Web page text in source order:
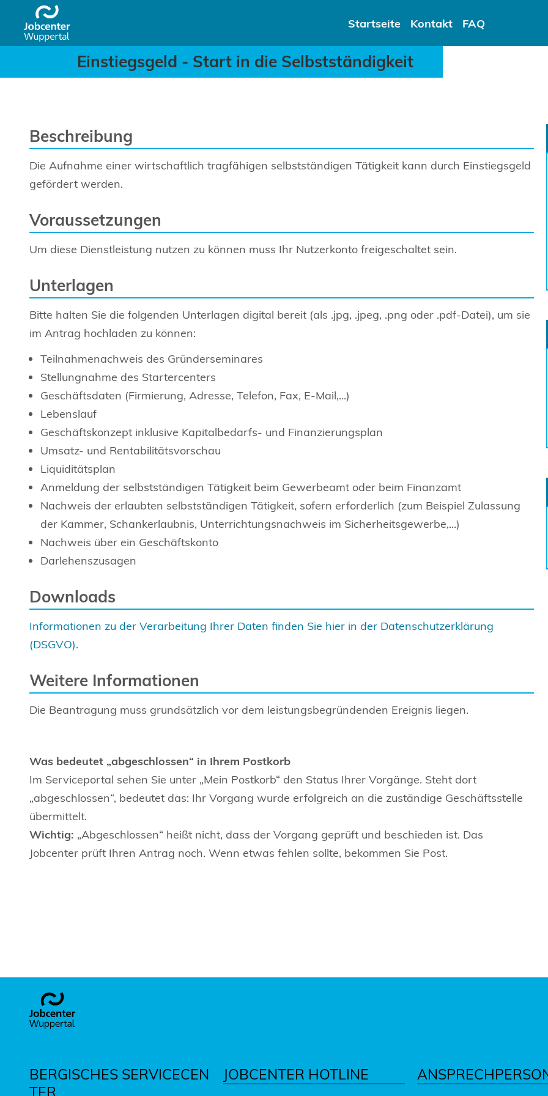
Zum Hauptinhalt springen
Einstiegsgeld - Start in die Selbstständigkeit -
Header
Startseite Kontakt FAQ
Einstiegsgeld - Start in die Selbstständigkeit
Beschreibung
Die Aufnahme einer wirtschaftlich tragfähigen selbstständigen Tätigkeit kann durch Einstiegsgeld
gefördert werden.
Voraussetzungen
Um diese Dienstleistung nutzen zu können muss Ihr Nutzerkonto freigeschaltet sein.
Unterlagen
Bitte halten Sie die folgenden Unterlagen digital bereit (als .jpg, .jpeg, .png oder .pdf-Datei), um sie
im Antrag hochladen zu können:
Teilnahmenachweis des Gründerseminares
Stellungnahme des Startercenters
Geschäftsdaten (Firmierung, Adresse, Telefon, Fax, E-Mail,...)
Lebenslauf
Geschäftskonzept inklusive Kapitalbedarfs- und Finanzierungsplan
Umsatz- und Rentabilitätsvorschau
Liquiditätsplan
Anmeldung der selbstständigen Tätigkeit beim Gewerbeamt oder beim Finanzamt
Nachweis der erlaubten selbstständigen Tätigkeit, sofern erforderlich (zum Beispiel Zulassung
der Kammer, Schankerlaubnis, Unterrichtungsnachweis im Sicherheitsgewerbe,...)
Nachweis über ein Geschäftskonto
Darlehenszusagen
Downloads
Informationen zu der Verarbeitung Ihrer Daten finden Sie hier in der Datenschutzerklärung
(DSGVO).
Weitere Informationen
Die Beantragung muss grundsätzlich vor dem leistungsbegründenden Ereignis liegen.
Was bedeutet „abgeschlossen“ in Ihrem Postkorb
Im Serviceportal sehen Sie unter „Mein Postkorb“ den Status Ihrer Vorgänge. Steht dort
„abgeschlossen“, bedeutet das: Ihr Vorgang wurde erfolgreich an die zuständige Geschäftsstelle
übermittelt.
Wichtig: „Abgeschlossen“ heißt nicht, dass der Vorgang geprüft und beschieden ist. Das
Jobcenter prüft Ihren Antrag noch. Wenn etwas fehlen sollte, bekommen Sie Post.
Footer
BERGISCHES SERVICECEN
TER
JOBCENTER HOTLINE